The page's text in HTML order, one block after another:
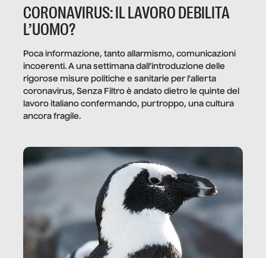
CORONAVIRUS: IL LAVORO DEBILITA
L’UOMO?
Poca informazione, tanto allarmismo, comunicazioni
incoerenti. A una settimana dall’introduzione delle
rigorose misure politiche e sanitarie per l’allerta
coronavirus, Senza Filtro è andato dietro le quinte del
lavoro italiano confermando, purtroppo, una cultura
ancora fragile.